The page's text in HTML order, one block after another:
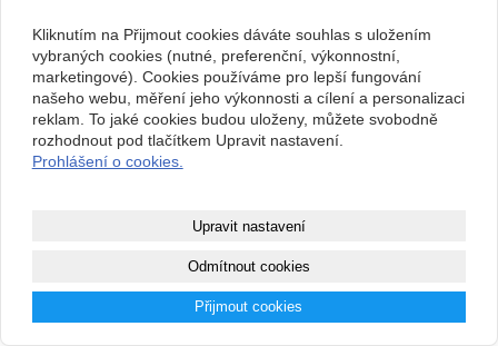
Kliknutím na Přijmout cookies dáváte souhlas s uložením
vybraných cookies (nutné, preferenční, výkonnostní,
marketingové). Cookies používáme pro lepší fungování
našeho webu, měření jeho výkonnosti a cílení a personalizaci
reklam. To jaké cookies budou uloženy, můžete svobodně
rozhodnout pod tlačítkem Upravit nastavení.
Prohlášení o cookies.
Upravit nastavení
Odmítnout cookies
Přijmout cookies